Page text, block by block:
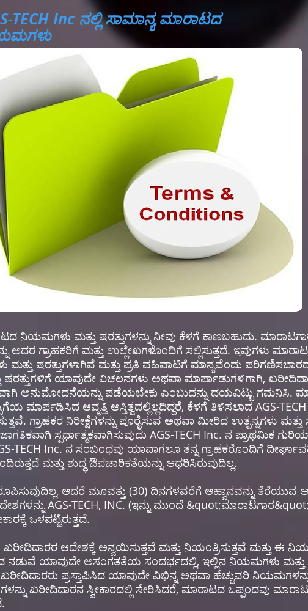
TECH Inc ನಲ್ಲಿ ಸಾಮಾನ್ಯ ಮಾರಾಟದ
ನಿಯಮಗಳು ಮತ್ತು ಷರತ್ತುಗಳನ್ನು ನೀವು ಕೆಳಗೆ ಕಾಣಬಹುದು.
ಗ್ರಾಹಕರಿಗೆ ಮತ್ತು ಉಲ್ಲೇಖಗಳೊಂದಿಗೆ ಸಲ್ಲಿಸುತ್ತದೆ. ಇವುಗಳು
ಷರತ್ತುಗಳಾಗಿವೆ ಮತ್ತು ಪ್ರತಿ ವಹಿವಾಟಿಗೆ ಮಾನ್ಯವೆಂದು
ಯಾವುದೇ ವಿಚಲನಗಳು ಅಥವಾ ಮಾರ್ಪಾಡುಗಳಿಗಾಗಿ,
ಅನುಮೋದನೆಯನ್ನು ಪಡೆಯಬೇಕು ಎಂಬುದನ್ನು ದಯವಿಟ್ಟು ಗಮನಿಸಿ.
ಮಾರ್ಪಡಿಸಿದ ಆವೃತ್ತಿ ಅಸ್ತಿತ್ವದಲ್ಲಿಲ್ಲದಿದ್ದರೆ, ಕೆಳಗೆ ತಿಳಿಸಲಾದ AGS-
ಗ್ರಾಹಕರ ನಿರೀಕ್ಷೆಗಳನ್ನು ಪೂರೈಸುವ ಅಥವಾ ಮೀರಿದ ಉತ್ಪನ್ನಗಳು ಮತ್ತು
ಸ್ಪರ್ಧಾತ್ಮಕವಾಗಿಸುವುದು AGS-TECH Inc. ನ ಪ್ರಾಥಮಿಕ
TECH Inc. ನ ಸಂಬಂಧವು ಯಾವಾಗಲೂ ತನ್ನ ಗ್ರಾಹಕರೊಂದಿಗೆ
ಮತ್ತು ಶುದ್ಧ ಔಪಚಾರಿಕತೆಯನ್ನು ಆಧರಿಸಿರುವುದಿಲ್ಲ.
ರೂಪಿಸುವುದಿಲ್ಲ, ಆದರೆ ಮೂವತ್ತು (30) ದಿನಗಳವರೆಗೆ ಆಹ್ವಾನವನ್ನು ತೆರೆಯುವ
AGS-TECH, INC. (ಇನ್ನು ಮುಂದೆ
ಒಳಪಟ್ಟಿರುತ್ತದೆ.
ಆದೇಶಕ್ಕೆ ಅನ್ವಯಿಸುತ್ತವೆ ಮತ್ತು ನಿಯಂತ್ರಿಸುತ್ತವೆ ಮತ್ತು ಈ
ನಡುವೆ ಯಾವುದೇ ಅಸಂಗತತೆಯ ಸಂದರ್ಭದಲ್ಲಿ, ಇಲ್ಲಿನ ನಿಯಮಗಳು ಮತ್ತು
ಪ್ರಸ್ತಾಪಿಸಿದ ಯಾವುದೇ ವಿಭಿನ್ನ ಅಥವಾ ಹೆಚ್ಚುವರಿ
ಖರೀದಿದಾರನ ಸ್ವೀಕಾರದಲ್ಲಿ ಸೇರಿಸಿದರೆ, ಮಾರಾಟದ ಒಪ್ಪಂದವು